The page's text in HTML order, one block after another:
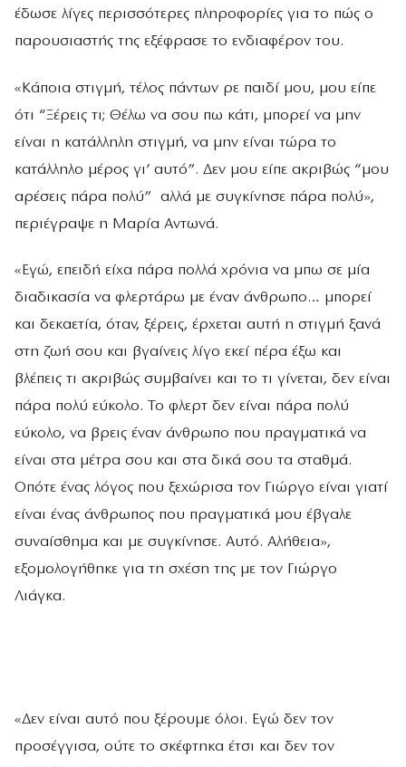
έδωσε λίγες περισσότερες πληροφορίες για το πώς ο
παρουσιαστής της εξέφρασε το ενδιαφέρον του.
«Κάποια στιγμή, τέλος πάντων ρε παιδί μου, μου είπε
ότι “Ξέρεις τι; Θέλω να σου πω κάτι, μπορεί να μην
είναι η κατάλληλη στιγμή, να μην είναι τώρα το
κατάλληλο μέρος γι’ αυτό”. Δεν μου είπε ακριβώς “μου
αρέσεις πάρα πολύ” αλλά με συγκίνησε πάρα πολύ»,
περιέγραψε η Μαρία Αντωνά.
«Εγώ, επειδή είχα πάρα πολλά χρόνια να μπω σε μία
διαδικασία να φλερτάρω με έναν άνθρωπο… μπορεί
και δεκαετία, όταν, ξέρεις, έρχεται αυτή η στιγμή ξανά
στη ζωή σου και βγαίνεις λίγο εκεί πέρα έξω και
βλέπεις τι ακριβώς συμβαίνει και το τι γίνεται, δεν είναι
πάρα πολύ εύκολο. Το φλερτ δεν είναι πάρα πολύ
εύκολο, να βρεις έναν άνθρωπο που πραγματικά να
είναι στα μέτρα σου και στα δικά σου τα σταθμά.
Οπότε ένας λόγος που ξεχώρισα τον Γιώργο είναι γιατί
είναι ένας άνθρωπος που πραγματικά μου έβγαλε
συναίσθημα και με συγκίνησε. Αυτό. Αλήθεια»,
εξομολογήθηκε για τη σχέση της με τον Γιώργο
Λιάγκα.
«Δεν είναι αυτό που ξέρουμε όλοι. Εγώ δεν τον
προσέγγισα, ούτε το σκέφτηκα έτσι και δεν τον